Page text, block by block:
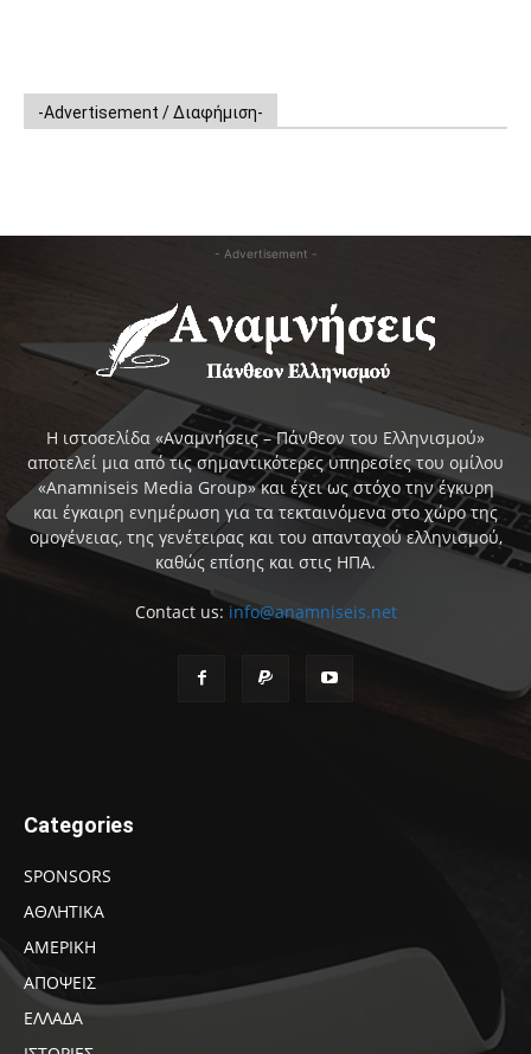
-Advertisement / Διαφήμιση-
- Advertisement -
Η ιστοσελίδα «Αναμνήσεις – Πάνθεον του Ελληνισμού»
αποτελεί μια από τις σημαντικότερες υπηρεσίες του ομίλου
«Anamniseis Media Group» και έχει ως στόχο την έγκυρη
και έγκαιρη ενημέρωση για τα τεκταινόμενα στο χώρο της
ομογένειας, της γενέτειρας και του απανταχού ελληνισμού,
καθώς επίσης και στις ΗΠΑ.
Contact us: info@anamniseis.net
Categories
SPONSORS
ΑΘΛΗΤΙΚΑ
ΑΜΕΡΙΚΗ
ΑΠΟΨΕΙΣ
ΕΛΛΑΔΑ